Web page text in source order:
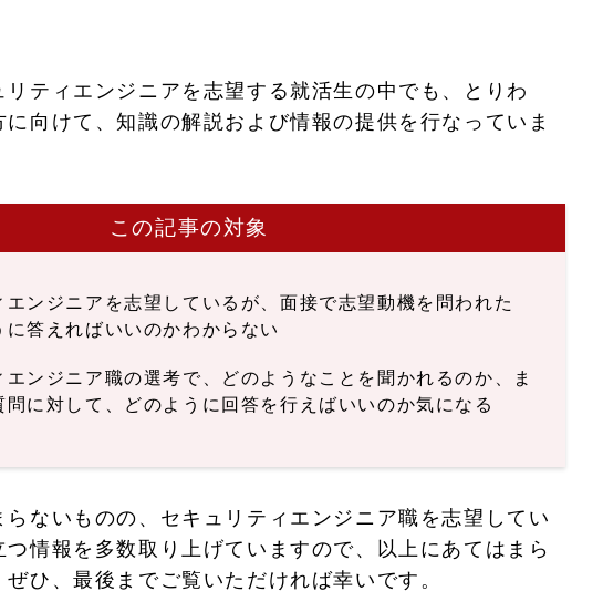
ティエンジニアを志望する就活生の中でも、とりわ
向けて、知識の解説および情報の提供を行なっていま
この記事の対象
エンジニアを志望しているが、面接で志望動機を問われた
に答えればいいのかわからない
エンジニア職の選考で、どのようなことを聞かれるのか、ま
問に対して、どのように回答を行えばいいのか気になる
らないものの、セキュリティエンジニア職を志望してい
つ情報を多数取り上げていますので、以上にあてはまら
ひ、最後までご覧いただければ幸いです。